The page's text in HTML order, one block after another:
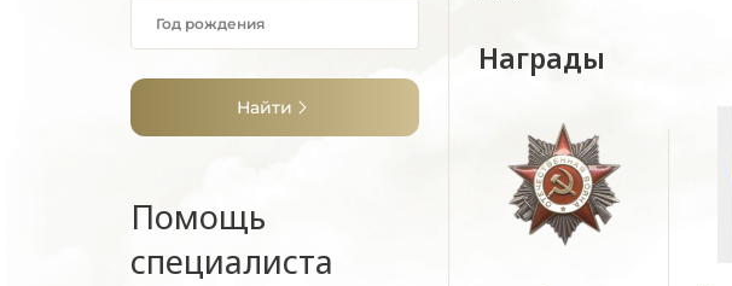
Найти
Помощь
специалиста
Награды